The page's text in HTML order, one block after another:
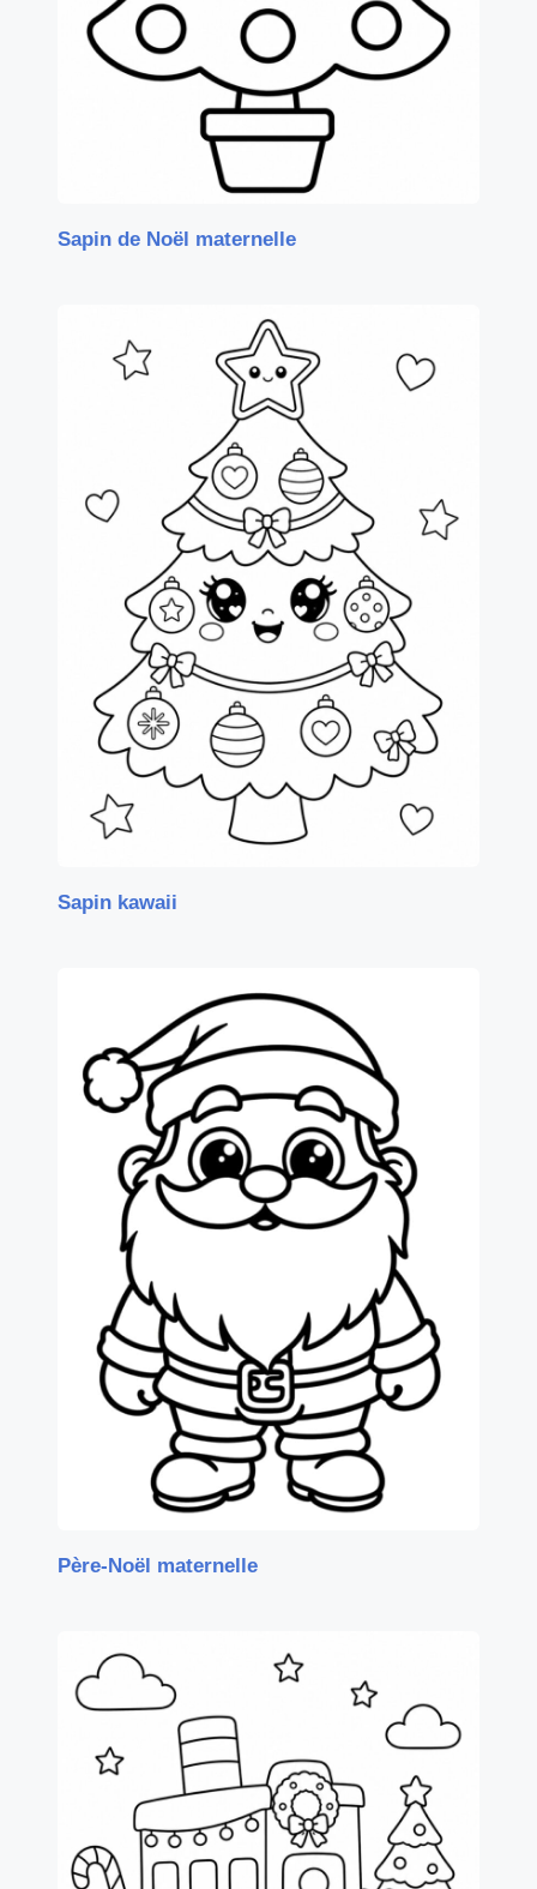
Sapin de Noël maternelle
Sapin kawaii
Père-Noël maternelle